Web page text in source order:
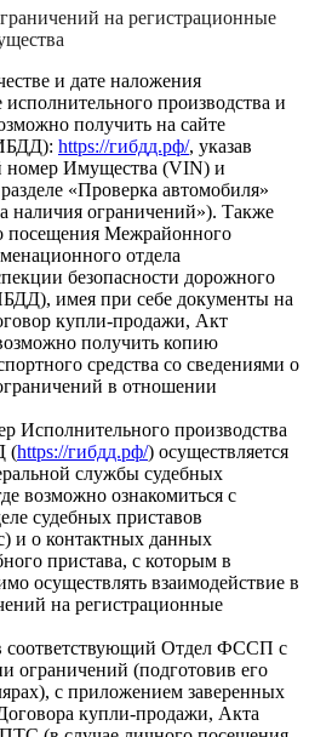
на регистрационные
и дате наложения
производства и
получить на сайте
https://гибдд.рф/, указав
номер Имущества (VIN) и
«Проверка автомобиля»
наличия ограничений»). Также
посещения Межрайонного
отдела
безопасности дорожного
имея при себе документы на
купли-продажи, Акт
получить копию
средства со сведениями о
в отношении
Исполнительного производства
(https://гибдд.рф/) осуществляется
службы судебных
возможно ознакомиться с
судебных приставов
и о контактных данных
пристава, с которым в
осуществлять взаимодействие в
на регистрационные
соответствующий Отдел ФССП с
ограничений (подготовив его
с приложением заверенных
купли-продажи, Акта